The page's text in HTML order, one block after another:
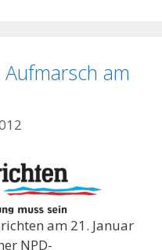
am
am 21. Januar
NPD-